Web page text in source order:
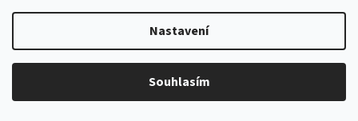
Nastavení
Souhlasím